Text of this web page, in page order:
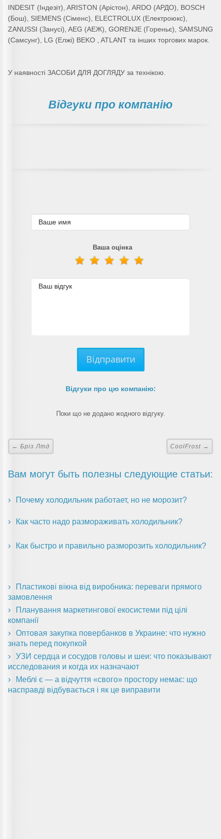
INDESIT (Індезіт), ARISTON (Арістон), ARDO (АРДО), BOSCH
(Бош), SIEMENS (Сіменс), ELECTROLUX (Електроюкс),
ZANUSSI (Занусі), AEG (АЕЖ), GORENJE (Гореньє), SAMSUNG
(Самсунг), LG (Елжі) BEKO , ATLANT та інших торгових марок.
У наявності ЗАСОБИ ДЛЯ ДОГЛЯДУ за технікою.
Відгуки про компанію
Ваша оцінка
Відправити
Відгуки про цю компанію:
Поки що не додано жодного відгуку.
← Бріз Лтд CoolFrost →
Вам могут быть полезны следующие статьи:
Почему холодильник работает, но не морозит?
Как часто надо размораживать холодильник?
Как быстро и правильно разморозить холодильник?
Пластикові вікна від виробника: переваги прямого
замовлення
Планування маркетингової екосистеми під цілі
компанії
Оптовая закупка повербанков в Украине: что нужно
знать перед покупкой
УЗИ сердца и сосудов головы и шеи: что показывают
исследования и когда их назначают
Меблі є — а відчуття «свого» простору немає: що
насправді відбувається і як це виправити